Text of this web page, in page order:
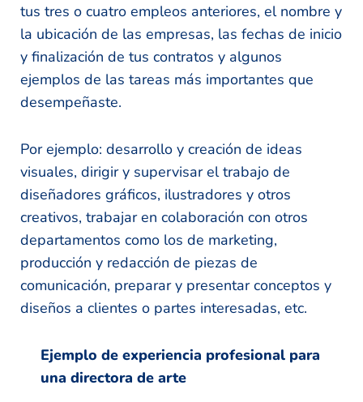
tus tres o cuatro empleos anteriores, el nombre y
la ubicación de las empresas, las fechas de inicio
y finalización de tus contratos y algunos
ejemplos de las tareas más importantes que
desempeñaste.
Por ejemplo: desarrollo y creación de ideas
visuales, dirigir y supervisar el trabajo de
diseñadores gráficos, ilustradores y otros
creativos, trabajar en colaboración con otros
departamentos como los de marketing,
producción y redacción de piezas de
comunicación, preparar y presentar conceptos y
diseños a clientes o partes interesadas, etc.
Ejemplo de experiencia profesional para
una directora de arte